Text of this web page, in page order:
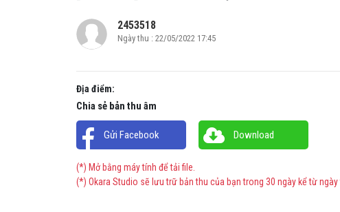
2453518
Ngày thu : 22/05/2022 17:45
Địa điểm:
Chia sẻ bản thu âm
Gửi Facebook Download
(*) Mở bằng máy tính để tải file.
(*) Okara Studio sẽ lưu trữ bản thu của bạn trong 30 ngày kể từ ngày